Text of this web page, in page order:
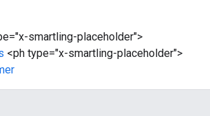
smartling-placeholder">
<ph type="x-smartling-placeholder">